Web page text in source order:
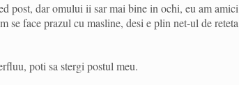
post, dar omului ii sar mai bine in ochi, eu am amici
se face prazul cu masline, desi e plin net-ul de reteta
poti sa stergi postul meu.